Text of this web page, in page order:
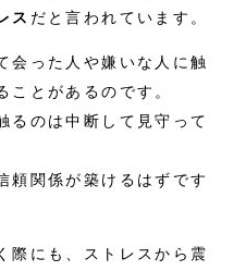
ス だと言われています。
会った人や嫌いな人に触
ことがあるのです。
るのは中断して見守って
頼関係が築けるはずです
際にも、ストレスから震